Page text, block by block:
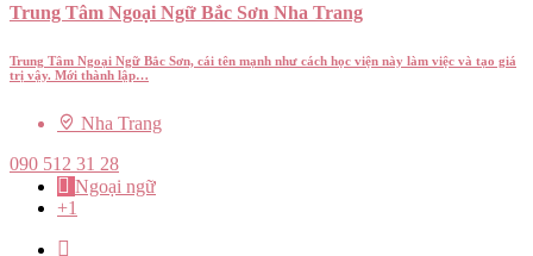
Trung Tâm Ngoại Ngữ Bắc Sơn Nha Trang
Trung Tâm Ngoại Ngữ Bắc Sơn, cái tên mạnh như cách học viện này làm việc và tạo giá
trị vậy. Mới thành lập…
Nha Trang
090 512 31 28
Ngoại ngữ
+1